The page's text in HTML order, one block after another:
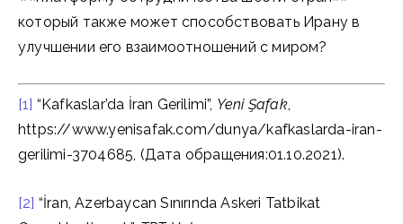
который также может способствовать Ирану в
улучшении его взаимоотношений с миром?
[1] “Kafkaslar’da İran Gerilimi”, Yeni Şafak,
https://www.yenisafak.com/dunya/kafkaslarda-iran-
gerilimi-3704685, (Дата обращения:01.10.2021).
[2] “İran, Azerbaycan Sınırında Askeri Tatbikat